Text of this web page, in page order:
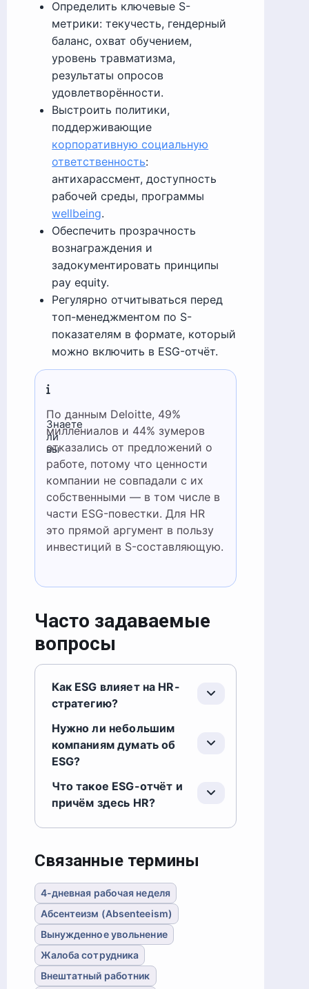
Определить ключевые S-
метрики: текучесть, гендерный
баланс, охват обучением,
уровень травматизма,
результаты опросов
удовлетворённости.
Выстроить политики,
поддерживающие
корпоративную социальную
ответственность:
антихарассмент, доступность
рабочей среды, программы
wellbeing.
Обеспечить прозрачность
вознаграждения и
задокументировать принципы
pay equity.
Регулярно отчитываться перед
топ-менеджментом по S-
показателям в формате, который
можно включить в ESG-отчёт.
Знаете
ли
вы
По данным Deloitte, 49%
миллениалов и 44% зумеров
отказались от предложений о
работе, потому что ценности
компании не совпадали с их
собственными — в том числе в
части ESG-повестки. Для HR
это прямой аргумент в пользу
инвестиций в S-составляющую.
Часто задаваемые
вопросы
Как ESG влияет на HR-
стратегию?
Нужно ли небольшим
компаниям думать об
ESG?
Что такое ESG-отчёт и
причём здесь HR?
Связанные термины
4-дневная рабочая неделя
Абсентеизм (Absenteeism)
Вынужденное увольнение
Жалоба сотрудника
Внештатный работник